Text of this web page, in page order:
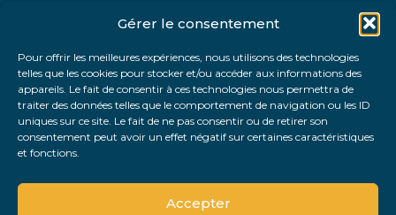
Gérer le consentement
Pour offrir les meilleures expériences, nous utilisons des technologies
telles que les cookies pour stocker et/ou accéder aux informations des
appareils. Le fait de consentir à ces technologies nous permettra de
traiter des données telles que le comportement de navigation ou les ID
uniques sur ce site. Le fait de ne pas consentir ou de retirer son
consentement peut avoir un effet négatif sur certaines caractéristiques
et fonctions.
Accepter
FaceBook
TwitterLinkedIn